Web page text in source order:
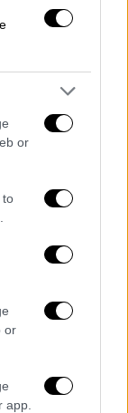
or
to
or
app.
και
Βόλου,